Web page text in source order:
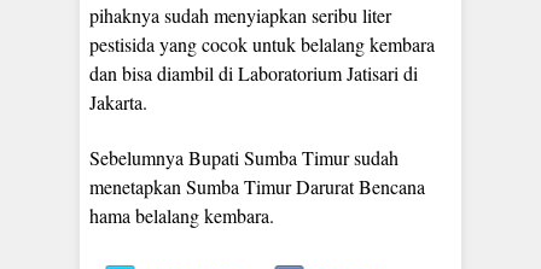
pihaknya sudah menyiapkan seribu liter
pestisida yang cocok untuk belalang kembara
dan bisa diambil di Laboratorium Jatisari di
Jakarta.
Sebelumnya Bupati Sumba Timur sudah
menetapkan Sumba Timur Darurat Bencana
hama belalang kembara.